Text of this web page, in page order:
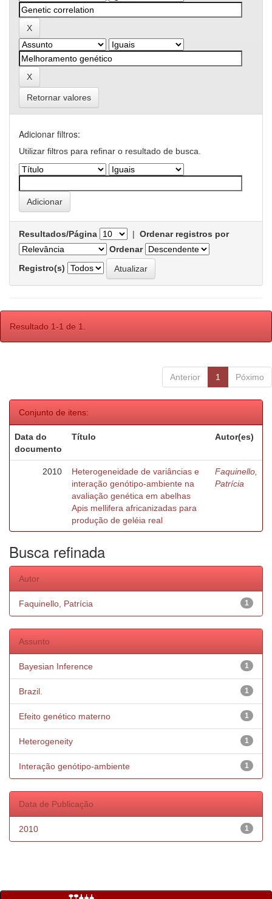
Retornar valores
Adicionar filtros:
Utilizar filtros para refinar o resultado de busca.
Resultados/Página | Ordenar registros por
Ordenar
Registro(s)
Resultado 1-1 de 1.
Anterior 1 Póximo
Conjunto de itens:
Data do
documento
Título Autor(es)
2010
Heterogeneidade de variâncias e
interação genótipo-ambiente na
avaliação genética em abelhas
Apis mellifera africanizadas para
produção de geléia real
Faquinello,
Patrícia
Busca refinada
Autor
1
Faquinello, Patrícia
Assunto
1
Bayesian Inference
1
Brazil.
1
Efeito genético materno
1
Heterogeneity
1
Interação genótipo-ambiente
Data de Publicação
1
2010